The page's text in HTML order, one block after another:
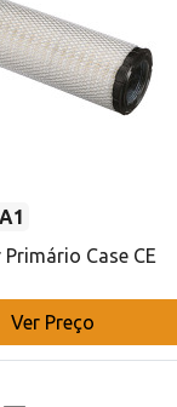
Case CE
Ver Preço